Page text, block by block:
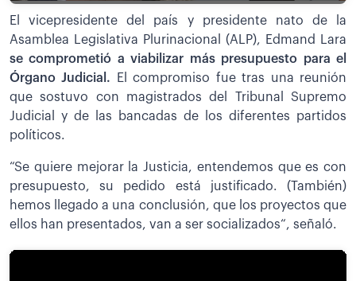
El vicepresidente del país y presidente nato de la
Asamblea Legislativa Plurinacional (ALP), Edmand Lara
se comprometió a viabilizar más presupuesto para el
Órgano Judicial.
El compromiso fue tras una reunión
que sostuvo con magistrados del Tribunal Supremo
Judicial y de las bancadas de los diferentes partidos
políticos.
“Se quiere mejorar la Justicia, entendemos que es con
presupuesto, su pedido está justificado. (También)
hemos llegado a una conclusión, que los proyectos que
ellos han presentados, van a ser socializados“, señaló.